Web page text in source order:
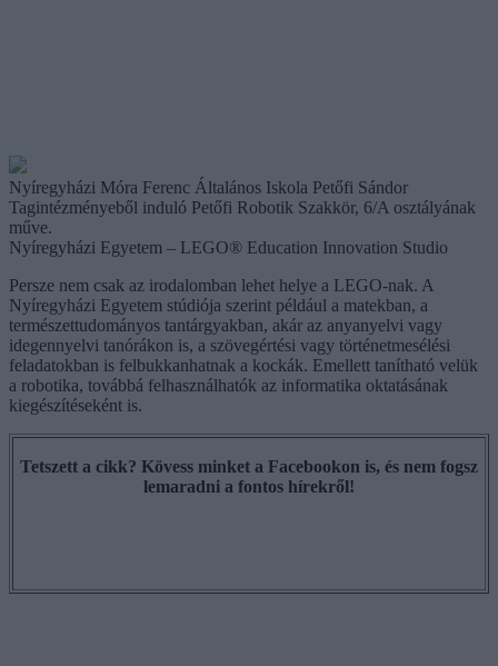
Nyíregyházi Móra Ferenc Általános Iskola Petőfi Sándor
Tagintézményeből induló Petőfi Robotik Szakkör, 6/A osztályának
műve.
Nyíregyházi Egyetem – LEGO® Education Innovation Studio
Persze nem csak az irodalomban lehet helye a LEGO-nak. A
Nyíregyházi Egyetem stúdiója szerint például a matekban, a
természettudományos tantárgyakban, akár az anyanyelvi vagy
idegennyelvi tanórákon is, a szövegértési vagy történetmesélési
feladatokban is felbukkanhatnak a kockák. Emellett tanítható velük
a robotika, továbbá felhasználhatók az informatika oktatásának
kiegészítéseként is.
Tetszett a cikk? Kövess minket a Facebookon is, és nem fogsz
lemaradni a fontos hírekről!